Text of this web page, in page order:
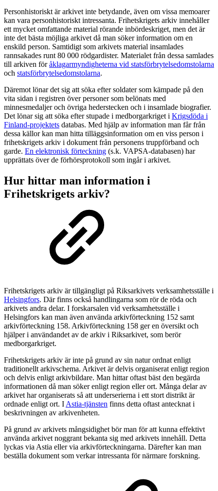
Personhistoriskt är arkivet inte betydande, även om vissa memoarer
kan vara personhistoriskt intressanta. Frihetskrigets arkiv innehåller
ett mycket omfattande material rörande inbördeskriget, men det är
inte det bästa möjliga arkivet då man söker information om en
enskild person. Samtidigt som arkivets material insamlades
rannsakades runt 80 000 rödgardister. Materialet från dessa samlades
till arkiven föråklagarmyndigheterna vid statsförbrytelsedomstolarna
och statsförbrytelsedomstolarna.
Däremot lönar det sig att söka efter soldater som kämpade på den
vita sidan i registren över personer som belönats med
minnesmedaljer och övriga hederstecken och i insamlade biografier.
Det lönar sig att söka efter stupade i medborgarkriget i Krigsdöda i
Finland-projektets databas. Med hjälp av information man får från
dessa källor kan man hitta tilläggsinformation om en viss person i
frihetskrigets arkiv i dokument från personens truppförband och
garde. En elektronisk förteckning (s.k. VAPSA-databasen) har
upprättats över de förhörsprotokoll som ingår i arkivet.
Hur hittar man information i
Frihetskrigets arkiv?
Frihetskrigets arkiv är tillgängligt på Riksarkivets verksamhetsställe i
Helsingfors. Där finns också handlingarna som rör de röda och
arkivets andra delar. I forskarsalen vid verksamhetsställe i
Helsingfors kan man även använda arkivförteckning 152 samt
arkivförteckning 158. Arkivförteckning 158 ger en översikt och
hjälper i användandet av de arkiv i Riksarkivet, som berör
medborgarkriget.
Frihetskrigets arkiv är inte på grund av sin natur ordnat enligt
traditionellt arkivschema. Arkivet är delvis organiserat enligt region
och delvis enligt arkivbildare. Man hittar oftast bäst den begärda
informationen då man söker enligt region eller ort. Många delar av
arkivet har organiserats så att underserierna i ett stort distrikt är
ordnade enligt ort. I Astia-tjänsten finns detta oftast antecknat i
beskrivningen av arkivenheten.
På grund av arkivets mångsidighet bör man för att kunna effektivt
använda arkivet noggrant bekanta sig med arkivets innehåll. Detta
lyckas via Astia eller via arkivförteckningarna. Därefter kan man
beställa dokument som verkar intressanta för närmare forskning.